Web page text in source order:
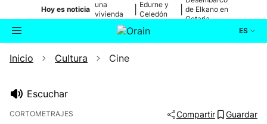
Hoy es noticia
una
vivienda
de Bilbao
Edurne y
Celedón
de Elkano en
Getaria
ES
Buscador Actualidad
Inicio Cultura Cine
Escuchar
CORTOMETRAJES Compartir Guardar